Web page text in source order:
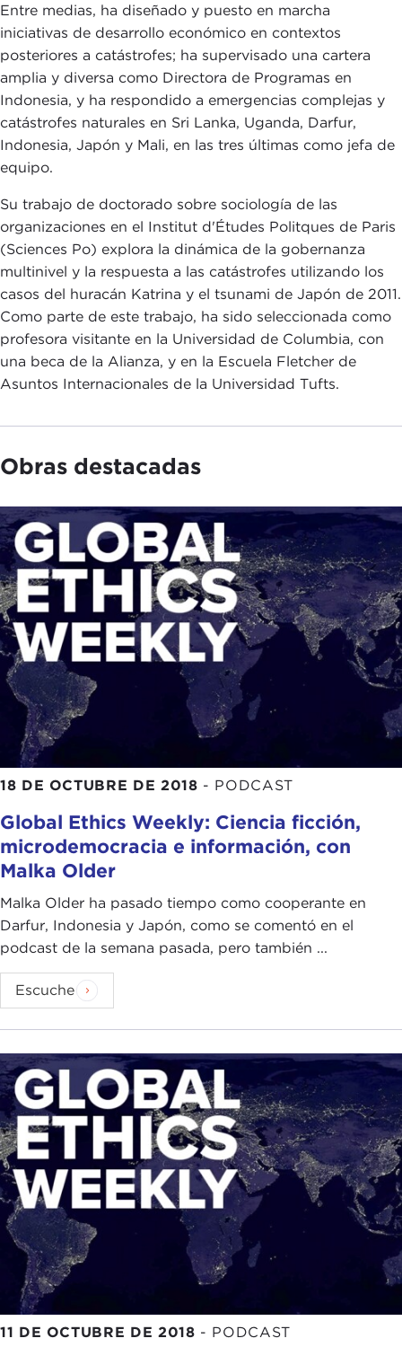
Entre medias, ha diseñado y puesto en marcha
iniciativas de desarrollo económico en contextos
posteriores a catástrofes; ha supervisado una cartera
amplia y diversa como Directora de Programas en
Indonesia, y ha respondido a emergencias complejas y
catástrofes naturales en Sri Lanka, Uganda, Darfur,
Indonesia, Japón y Mali, en las tres últimas como jefa de
equipo.
Su trabajo de doctorado sobre sociología de las
organizaciones en el Institut d'Études Politques de Paris
(Sciences Po) explora la dinámica de la gobernanza
multinivel y la respuesta a las catástrofes utilizando los
casos del huracán Katrina y el tsunami de Japón de 2011.
Como parte de este trabajo, ha sido seleccionada como
profesora visitante en la Universidad de Columbia, con
una beca de la Alianza, y en la Escuela Fletcher de
Asuntos Internacionales de la Universidad Tufts.
Obras destacadas
18 DE OCTUBRE DE 2018 - PODCAST
Global Ethics Weekly: Ciencia ficción,
microdemocracia e información, con
Malka Older
Malka Older ha pasado tiempo como cooperante en
Darfur, Indonesia y Japón, como se comentó en el
podcast de la semana pasada, pero también ...
Escuche
11 DE OCTUBRE DE 2018 - PODCAST